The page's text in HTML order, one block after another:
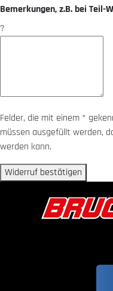
Bemerkungen, z.B. bei Teil-
?
Felder, die mit einem *
müssen ausgefüllt werden,
werden kann.
Widerruf bestätigen